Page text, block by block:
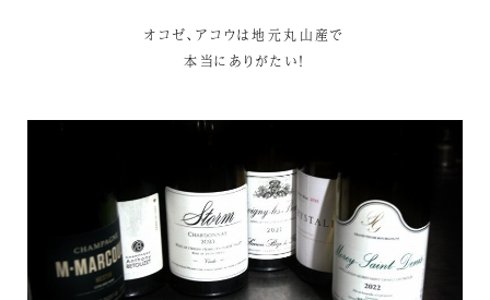
オコゼ、アコウは地元丸山産で
本当にありがたい！